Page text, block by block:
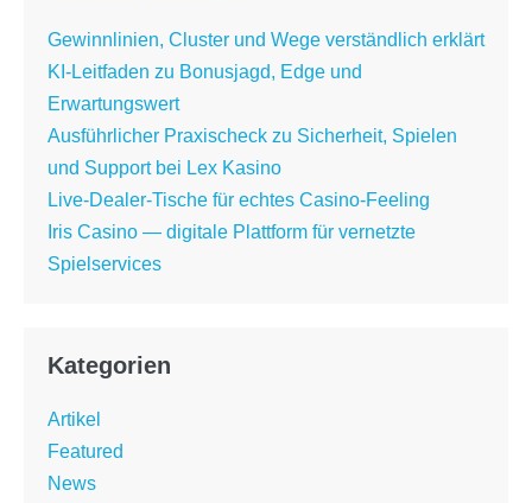
Gewinnlinien, Cluster und Wege verständlich erklärt
KI-Leitfaden zu Bonusjagd, Edge und
Erwartungswert
Ausführlicher Praxischeck zu Sicherheit, Spielen
und Support bei Lex Kasino
Live-Dealer-Tische für echtes Casino-Feeling
Iris Casino — digitale Plattform für vernetzte
Spielservices
Kategorien
Artikel
Featured
News